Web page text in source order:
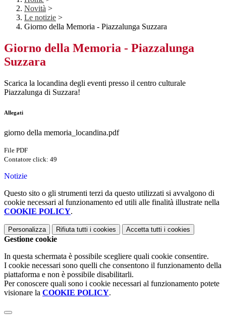
Novità >
Le notizie >
Giorno della Memoria - Piazzalunga Suzzara
Giorno della Memoria - Piazzalunga
Suzzara
Scarica la locandina degli eventi presso il centro culturale
Piazzalunga di Suzzara!
Allegati
giorno della memoria_locandina.pdf
File PDF
Contatore click: 49
Notizie
Questo sito o gli strumenti terzi da questo utilizzati si avvalgono di
cookie necessari al funzionamento ed utili alle finalità illustrate nella
COOKIE POLICY.
Personalizza Rifiuta tutti i cookies Accetta tutti i cookies
Gestione cookie
In questa schermata è possibile scegliere quali cookie consentire.
I cookie necessari sono quelli che consentono il funzionamento della
piattaforma e non è possibile disabilitarli.
Per conoscere quali sono i cookie necessari al funzionamento potete
visionare la COOKIE POLICY.